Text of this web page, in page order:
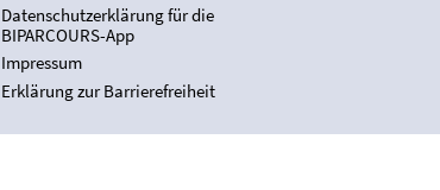
Datenschutzerklärung für die
BIPARCOURS-App
Impressum
Erklärung zur Barrierefreiheit